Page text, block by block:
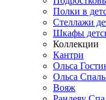
Полки в
Стеллажи
Шкафы
Коллекции
Кантри
Ольса
Ольса
Вояж